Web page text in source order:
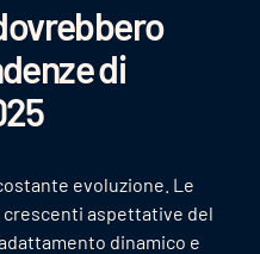
di
evoluzione. Le
aspettative del
dinamico e